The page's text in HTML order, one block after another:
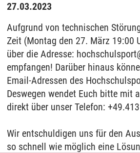
27.03.2023
Aufgrund von technischen
Zeit (Montag den 27. März 19:00
über die Adresse:
empfangen! Darüber hinaus
Email-Adressen des
Deswegen wendet Euch bitte mit
direkt über unser Telefon:
Wir entschuldigen uns für den
so schnell wie möglich eine